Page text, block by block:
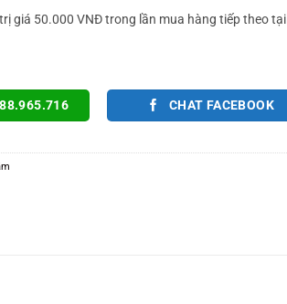
giá 50.000 VNĐ trong lần mua hàng tiếp theo tại
CHAT FACEBOOK